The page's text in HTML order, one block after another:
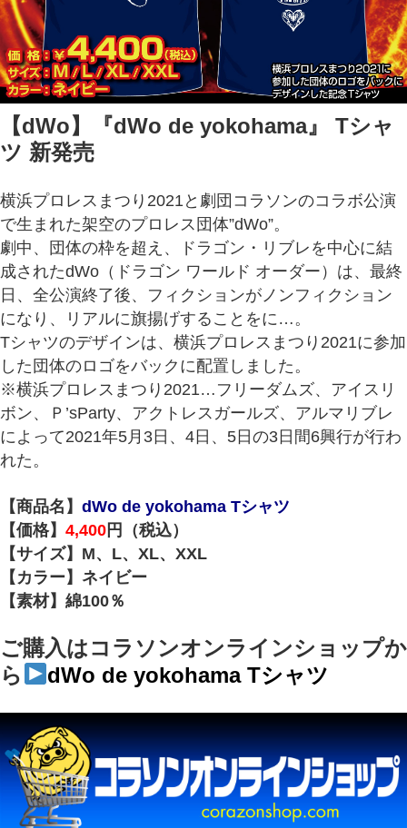
【dWo】『dWo de yokohama』 Tシャ
ツ 新発売
横浜プロレスまつり2021と劇団コラソンのコラボ公演
で生まれた架空のプロレス団体”dWo”。
劇中、団体の枠を超え、ドラゴン・リブレを中心に結
成されたdWo（ドラゴン ワールド オーダー）は、最終
日、全公演終了後、フィクションがノンフィクション
になり、リアルに旗揚げすることをに…。
Tシャツのデザインは、横浜プロレスまつり2021に参加
した団体のロゴをバックに配置しました。
※横浜プロレスまつり2021…フリーダムズ、アイスリ
ボン、Ｐ’sParty、アクトレスガールズ、アルマリブレ
によって2021年5月3日、4日、5日の3日間6興行が行わ
れた。
【商品名】 dWo de yokohama Tシャツ
【価格】 4,400 円（税込）
【サイズ】M、L、XL、XXL
【カラー】ネイビー
【素材】綿100％
ご購入はコラソンオンラインショップか
ら
dWo de yokohama Tシャツ